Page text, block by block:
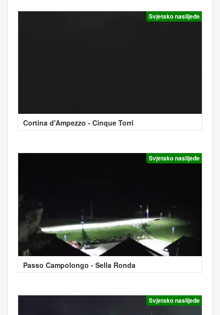
Svjetsko naslijeđe
Cortina d'Ampezzo - Cinque Torri
Svjetsko naslijeđe
Passo Campolongo - Sella Ronda
Svjetsko naslijeđe